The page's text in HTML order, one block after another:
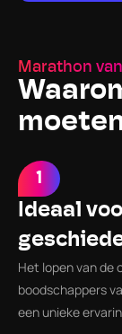
Marathon
1
Ideaal
Het lopen van de
boodschappers
een unieke
2
Record mannen: